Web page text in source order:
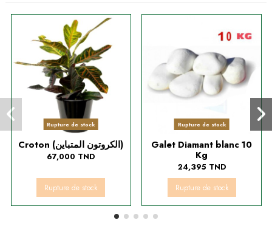
Rupture de stock
Croton (الكروتون المتباين)
67,000 TND
Rupture de stock
Rupture de stock
Galet Diamant blanc 10
Kg
24,395 TND
Rupture de stock